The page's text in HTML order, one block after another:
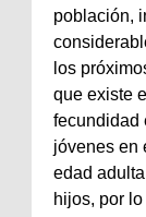
población,
los
que existe
fecundidad
jóvenes en
edad
hijos, por